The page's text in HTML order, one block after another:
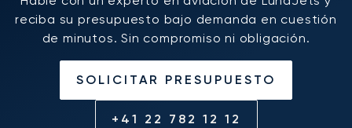
reciba su presupuesto bajo demanda en cuestión
de minutos. Sin compromiso ni obligación.
SOLICITAR PRESUPUESTO
+41 22 782 12 12